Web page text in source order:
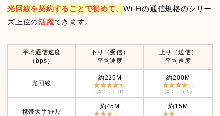
光回線を契約することで初めて、Wi-Fiの通信規格のシリー
ズ上位の活躍できます。
平均通信速度
（bps）
下り（受信）
平均速度
上り（送信）
平均速度
光回線
約225M
(4.5 / 5.0)
約200M
(4.0 / 5.0)
携帯大手ｷｬﾘｱ
約45M 約15M